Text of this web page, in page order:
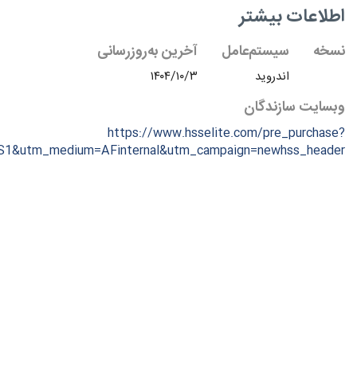
اطلاعات بیشتر
نسخه سیستم‌عامل
اندروید
آخرین به‌روزرسانی
۱۴۰۴/۱۰/۳
وبسایت سازندگان
https://www.hsselite.com/pre_purchase?